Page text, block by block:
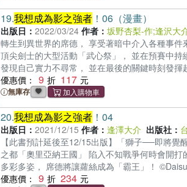
記。不但讓學生精進閱讀寫作能力，也在師生之
學生的學習困難，她重新進修數學和音樂，開啟
子，以坦誠幽默的方式處理班級事件，不再以強
19.我想成為影之強者 ！06（漫畫）
出版日： 2022/03/24 作者： 坂野杏梨-作;逢沢大
轉生到異世界的席德， 享受著暗中介入各種事
頂尖劍士的大型活動「武心祭」， 並在預賽中
發現自己實力不尋常， 並在最後的關鍵時刻發
©Anri Sakano 2021 ©Daisuke Aizawa 2021
人氣作品《 我想成為影之強者
優惠價： 9 117
無庫存
20.我想成為影之強者 ！04
出版日： 2021/12/15 作者： 逢澤大介 出版社：
【此書預計延後至12/15出版】「獅子──即將
之都「奧里亞納王國」 陷入不知戰爭何時會開
多彩多姿， 席德將讓蘿絲成為「霸王」！
銷量突破100萬!! ★「成為小說家吧」人氣作品
優惠價： 9 234